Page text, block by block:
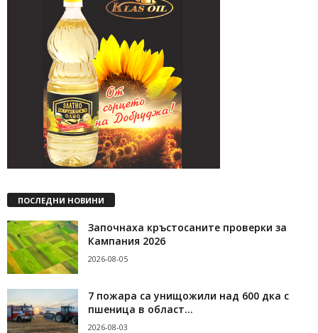
ПОСЛЕДНИ НОВИНИ
Започнаха кръстосаните проверки за
Кампания 2026
2026-08-05
7 пожара са унищожили над 600 дка с
пшеница в област...
2026-08-03